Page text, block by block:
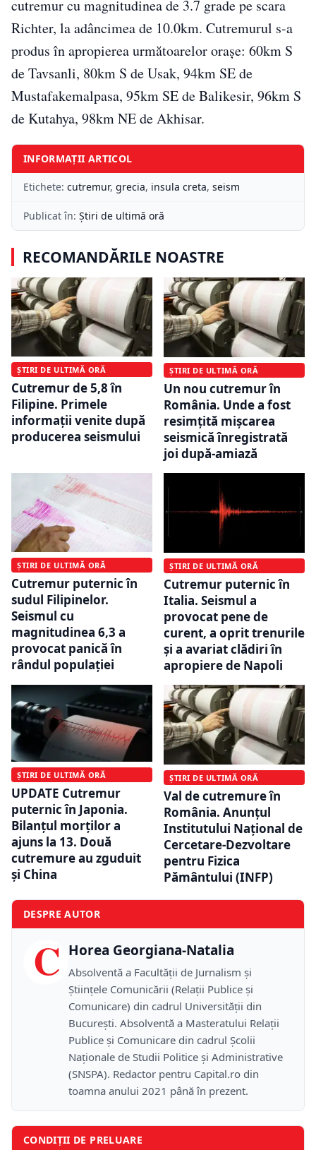
cutremur cu magnitudinea de 3.7 grade pe scara
Richter, la adâncimea de 10.0km. Cutremurul s-a
produs în apropierea următoarelor oraşe: 60km S
de Tavsanli, 80km S de Usak, 94km SE de
Mustafakemalpasa, 95km SE de Balikesir, 96km S
de Kutahya, 98km NE de Akhisar.
INFORMAȚII ARTICOL
Etichete: cutremur, grecia, insula creta, seism
Publicat în: Știri de ultimă oră
RECOMANDĂRILE NOASTRE
ȘTIRI DE ULTIMĂ ORĂ
Cutremur de 5,8 în
Filipine. Primele
informații venite după
producerea seismului
ȘTIRI DE ULTIMĂ ORĂ
Un nou cutremur în
România. Unde a fost
resimțită mișcarea
seismică înregistrată
joi după-amiază
ȘTIRI DE ULTIMĂ ORĂ
Cutremur puternic în
sudul Filipinelor.
Seismul cu
magnitudinea 6,3 a
provocat panică în
rândul populației
ȘTIRI DE ULTIMĂ ORĂ
Cutremur puternic în
Italia. Seismul a
provocat pene de
curent, a oprit trenurile
și a avariat clădiri în
apropiere de Napoli
ȘTIRI DE ULTIMĂ ORĂ
UPDATE Cutremur
puternic în Japonia.
Bilanțul morților a
ajuns la 13. Două
cutremure au zguduit
și China
ȘTIRI DE ULTIMĂ ORĂ
Val de cutremure în
România. Anunțul
Institutului Național de
Cercetare-Dezvoltare
pentru Fizica
Pământului (INFP)
DESPRE AUTOR
C Horea Georgiana-Natalia
Absolventă a Facultății de Jurnalism și
Științele Comunicării (Relații Publice și
Comunicare) din cadrul Universității din
București. Absolventă a Masteratului Relații
Publice și Comunicare din cadrul Școlii
Naţionale de Studii Politice și Administrative
(SNSPA). Redactor pentru Capital.ro din
toamna anului 2021 până în prezent.
CONDIȚII DE PRELUARE